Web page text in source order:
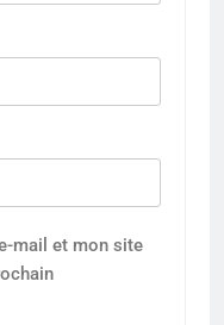
mail et mon site